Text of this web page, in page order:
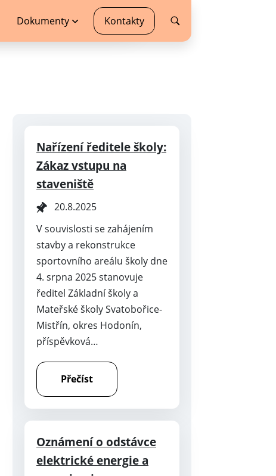
Dokumenty Kontakty
Nařízení ředitele školy:
Zákaz vstupu na
staveniště
20.8.2025
V souvislosti se zahájením
stavby a rekonstrukce
sportovního areálu školy dne
4. srpna 2025 stanovuje
ředitel Základní školy a
Mateřské školy Svatobořice-
Mistřín, okres Hodonín,
příspěvková…
Přečíst
Oznámení o odstávce
elektrické energie a